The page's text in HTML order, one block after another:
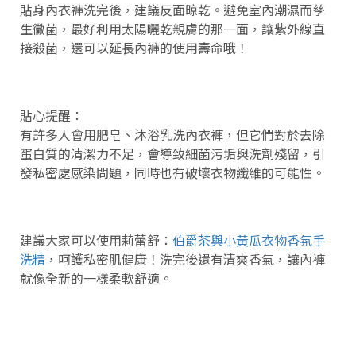
貼身內衣褲洗完後，建議反面晾乾。避免室內潮濕而孳
生黴菌，最好利用太陽曬乾親膚的那一面，讓紫外線直
接殺菌，還可以延長內褲的使用壽命哦！
貼心提醒：
有許多人會用肥皂、沐浴乳洗內衣褲，但它們對於去除
蛋白質的清潔力不足，會導致細菌污垢與洗劑殘留，引
發私密處感染問題，同時也有破壞衣物纖維的可能性。
建議大家可以使用莉蕾舒： 伯爵茶與小黃瓜衣物香氛手
洗精 ，呵護私密肌健康！洗完後還有清爽香氣，讓內褲
就像全新的一樣柔軟舒適。